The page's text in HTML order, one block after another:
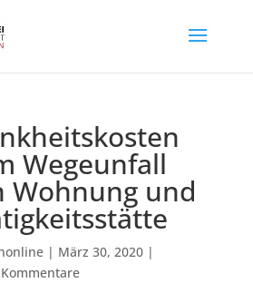
Wegeunfall
Wohnung und
| März 30, 2020|